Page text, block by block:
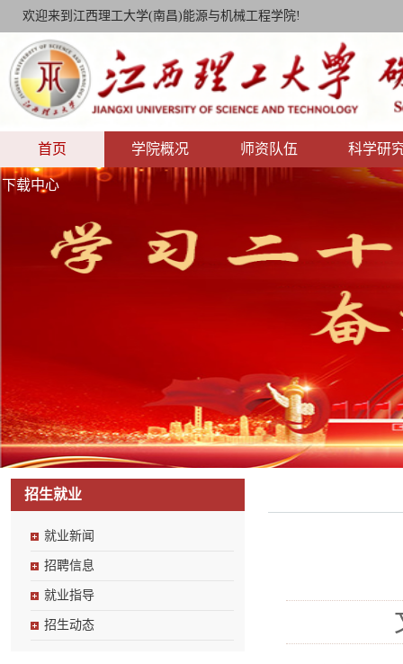
欢迎来到江西理工大学(南昌)能源与机械工程学院!
首页 学院概况 师资队伍 科学研
下载中心
招生就业
就业新闻
招聘信息
就业指导
招生动态